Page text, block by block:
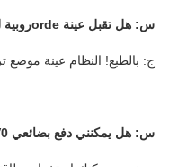
س: هل تقبل عينة orde
ج: بالطبع! النظام عينة موضع
س: هل يمكنني دفع بضائعي B141EW01 V0 ببطاقة الائتمان؟